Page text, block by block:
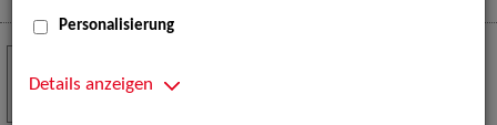
Serienfestival Weimar
NOV
Personalisierung
Details anzeigen